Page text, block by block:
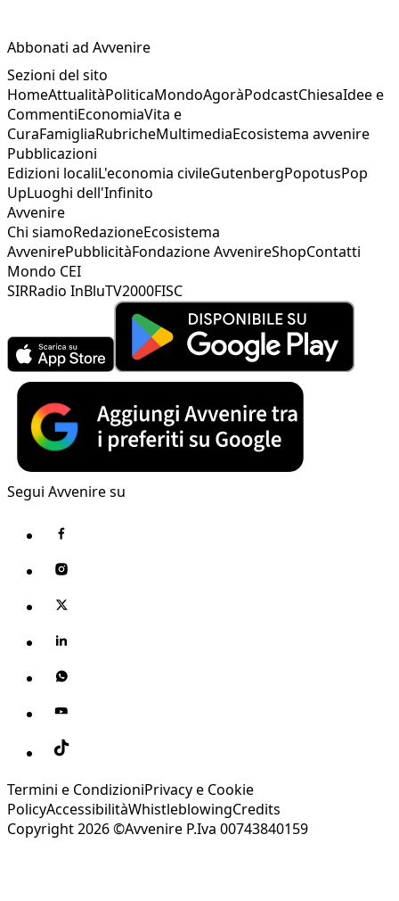
Abbonati ad Avvenire
Sezioni del sito
HomeAttualitàPoliticaMondoAgoràPodcastChiesaIdee e
CommentiEconomiaVita e
CuraFamigliaRubricheMultimediaEcosistema avvenire
Pubblicazioni
Edizioni localiL'economia civileGutenbergPopotusPop
UpLuoghi dell'Infinito
Avvenire
Chi siamoRedazioneEcosistema
AvvenirePubblicitàFondazione AvvenireShopContatti
Mondo CEI
SIRRadio InBluTV2000FISC
Segui Avvenire su
Termini e CondizioniPrivacy e Cookie
PolicyAccessibilitàWhistleblowingCredits
Copyright 2026 ©Avvenire P.Iva 00743840159